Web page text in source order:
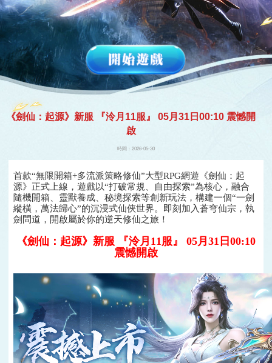
開始
遊戲
《劍仙：起源》新服 『泠月11服』 05月31日00:10 震憾開
啟
時間：2026-05-30
首款“無限開箱+多流派策略修仙”大型RPG網遊《劍仙：起
源》正式上線，遊戲以“打破常規、自由探索”為核心，融合
隨機開箱、靈獸養成、秘境探索等創新玩法，構建一個“一劍
縱橫，萬法歸心”的沉浸式仙俠世界。即刻加入蒼穹仙宗，執
劍問道，開啟屬於你的逆天修仙之旅！
《劍仙：起源》新服 『泠月11服』 05月31日00:10
震憾開啟